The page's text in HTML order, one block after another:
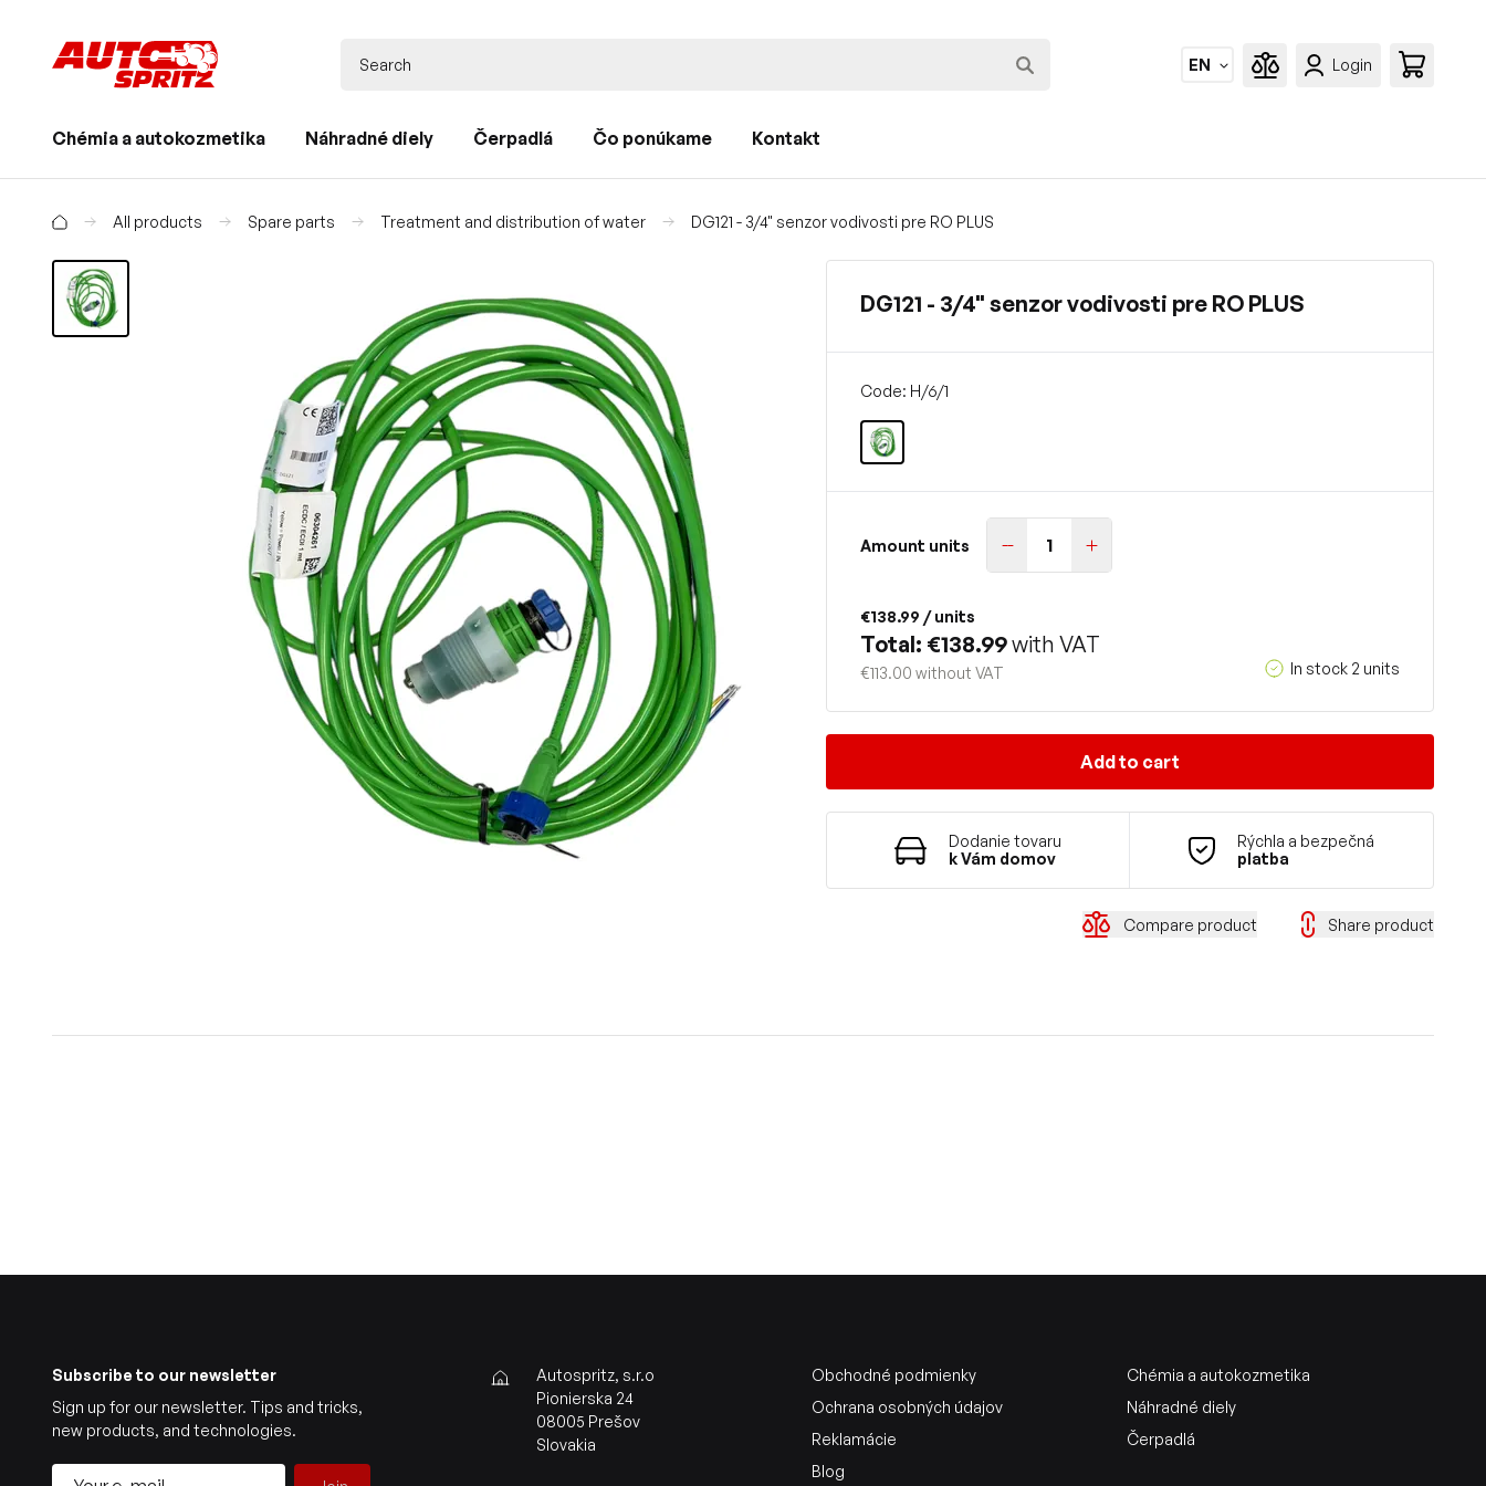
EN Login
Chémia a autokozmetika Náhradné diely Čerpadlá Čo ponúkame Kontakt
All products Spare parts Treatment and distribution of water DG121 - 3/4" senzor vodivosti pre RO PLUS
DG121 - 3/4" senzor vodivosti pre RO PLUS
Code: H/6/1
Amount units
€138.99 / units
Total: €138.99with VAT
€113.00 without VAT In stock 2 units
Add to cart
Dodanie tovaru
k Vám domov
Rýchla a bezpečná
platba
Compare product Share product
Subscribe to our newsletter
Sign up for our newsletter. Tips and tricks,
new products, and technologies.
Autospritz, s.r.o
Pionierska 24
08005 Prešov
Slovakia
Obchodné podmienky
Ochrana osobných údajov
Reklamácie
Blog
Chémia a autokozmetika
Náhradné diely
Čerpadlá